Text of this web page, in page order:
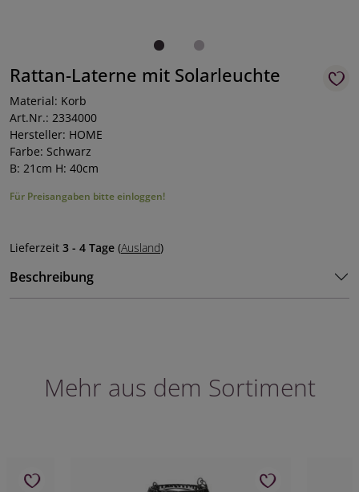
Rattan-Laterne mit Solarleuchte
Material: Korb
Art.Nr.: 2334000
Hersteller: HOME
Farbe: Schwarz
B: 21cm H: 40cm
Für Preisangaben bitte einloggen!
Lieferzeit 3 - 4 Tage (Ausland)
Beschreibung
Mehr aus dem Sortiment